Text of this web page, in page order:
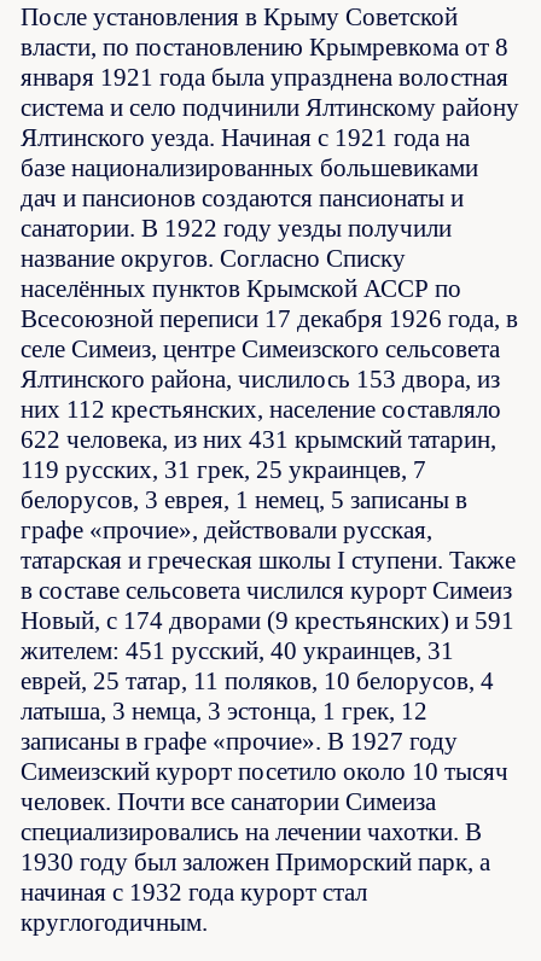
После установления в Крыму Советской
власти, по постановлению Крымревкома от 8
января 1921 года была упразднена волостная
система и село подчинили Ялтинскому району
Ялтинского уезда. Начиная с 1921 года на
базе национализированных большевиками
дач и пансионов создаются пансионаты и
санатории. В 1922 году уезды получили
название округов. Согласно Списку
населённых пунктов Крымской АССР по
Всесоюзной переписи 17 декабря 1926 года, в
селе Симеиз, центре Симеизского сельсовета
Ялтинского района, числилось 153 двора, из
них 112 крестьянских, население составляло
622 человека, из них 431 крымский татарин,
119 русских, 31 грек, 25 украинцев, 7
белорусов, 3 еврея, 1 немец, 5 записаны в
графе «прочие», действовали русская,
татарская и греческая школы I ступени. Также
в составе сельсовета числился курорт Симеиз
Новый, с 174 дворами (9 крестьянских) и 591
жителем: 451 русский, 40 украинцев, 31
еврей, 25 татар, 11 поляков, 10 белорусов, 4
латыша, 3 немца, 3 эстонца, 1 грек, 12
записаны в графе «прочие». В 1927 году
Симеизский курорт посетило около 10 тысяч
человек. Почти все санатории Симеиза
специализировались на лечении чахотки. В
1930 году был заложен Приморский парк, а
начиная с 1932 года курорт стал
круглогодичным.